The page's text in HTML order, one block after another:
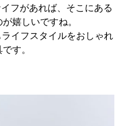
フがあれば、そこにある
嬉しいですね。
イフスタイルをおしゃれ
す。